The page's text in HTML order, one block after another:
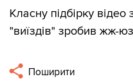
Класну підбірку
"виїздів" зробив жж-
Поширити